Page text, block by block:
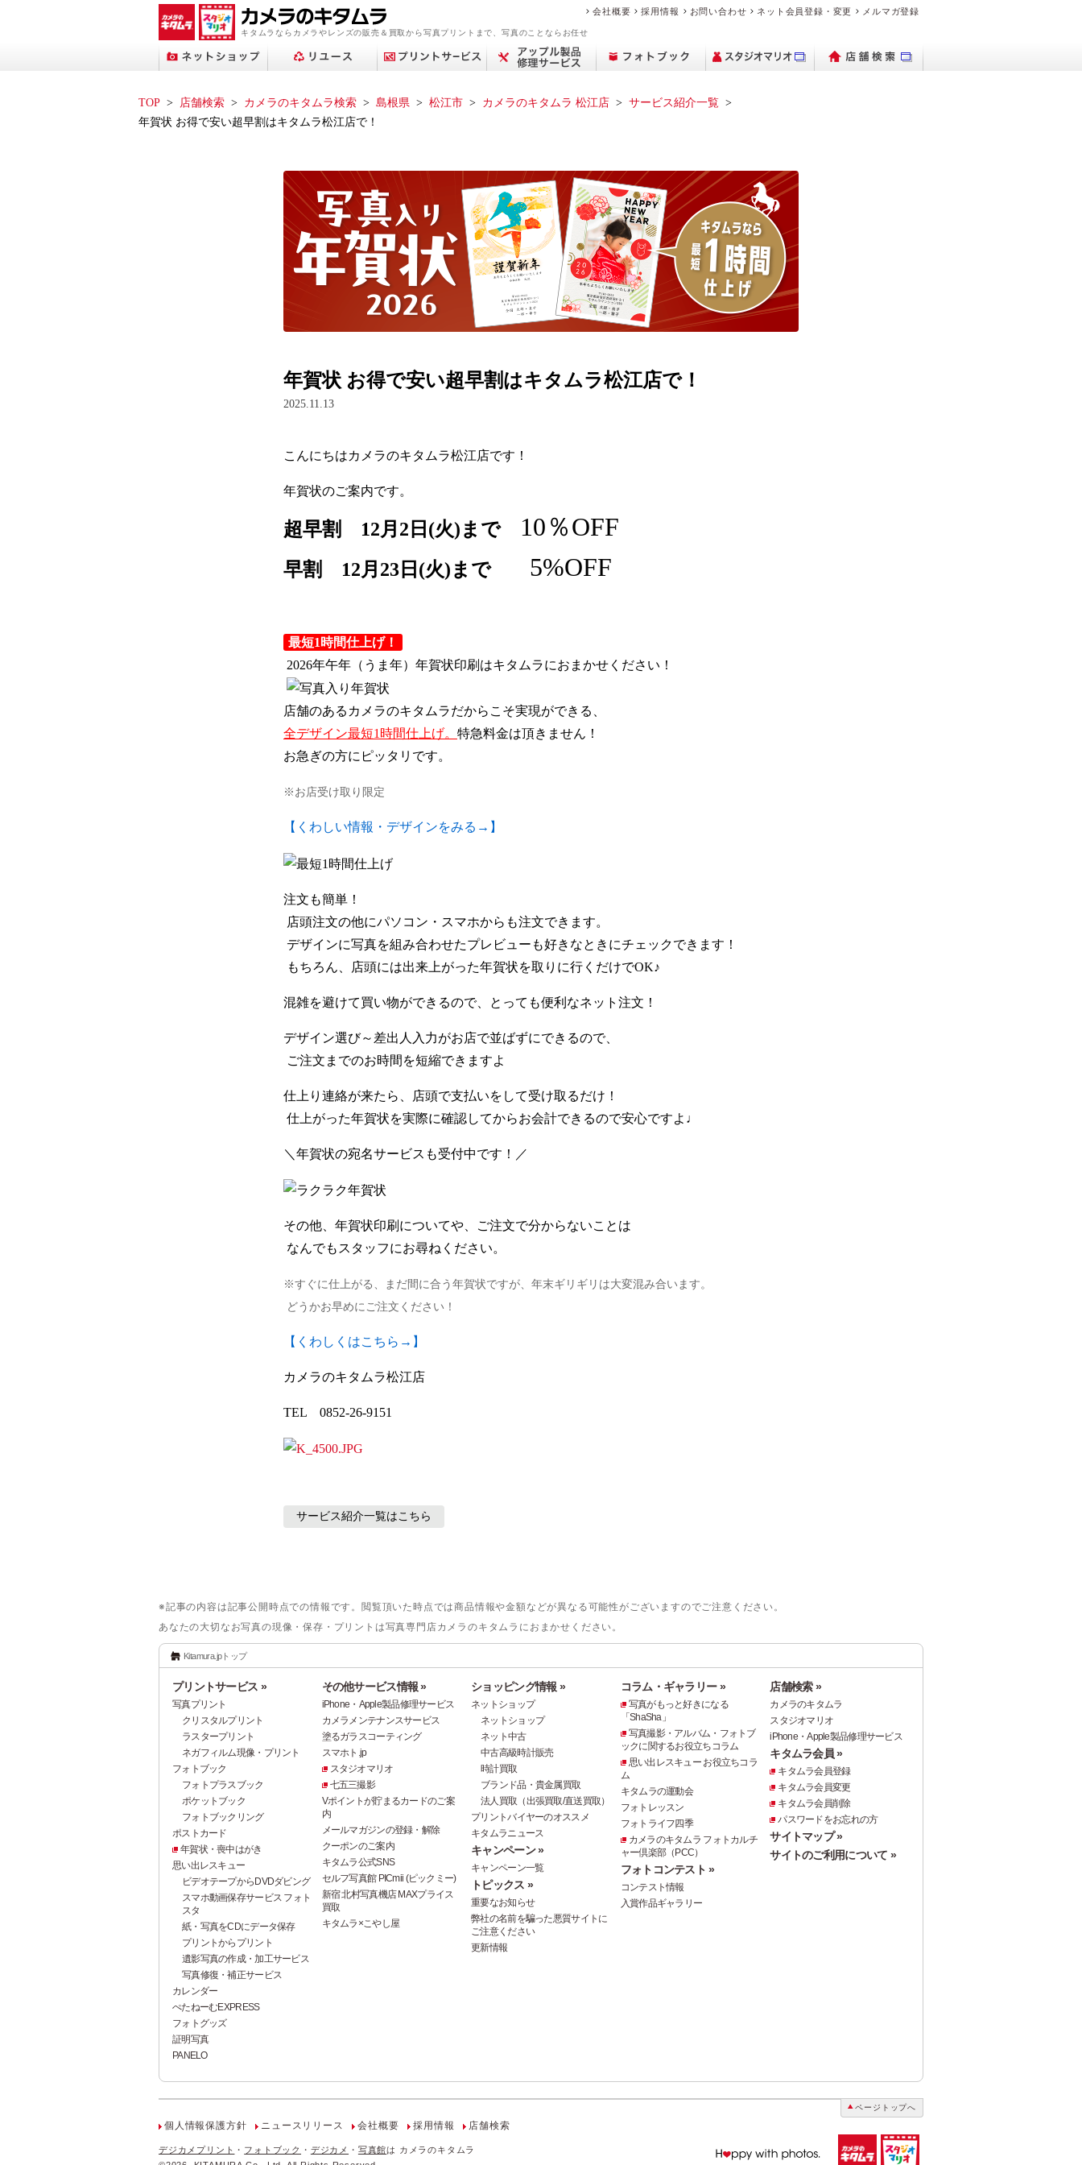
会社概要 採用情報 お問い合わせ ネット会員登録・変更 メルマガ登録
キタムラならカメラやレンズの販売＆買取から写真プリントまで、写真のことならお任せ
ネットショップトップへ
カメラ
生活/家事家電 中古カメラ・レンズ 中古時計
ネット中古トップへ
い
買いたい
ブランド品・貴金属
を売りたい
プリントサービストップへ
ス
カレンダー
フォトパネル
遺影写真の作成・加
工
アップル修理サービス
ス
故障かな？と思った
ら
来店事前確認のお願
お役立ち情報コラム
フォトブックトップへ
カバー
フォトブックリング
おなかのフォトブッ
アトリエフォトブッ
ク
マイブック
スタジオマリオトップへ
撮影の流れ
店舗検索トップへ
グ
カメラ買取 時計買取 スマホ買取
TOP 店舗検索 カメラのキタムラ検索 島根県 松江市 カメラのキタムラ 松江店
サービス紹介一覧
年賀状 お得で安い超早割はキタムラ松江店で！
年賀状 お得で安い超早割はキタムラ松江店で！
2025.11.13
こんにちはカメラのキタムラ松江店です！
年賀状のご案内です。
超早割　12月2日(火)まで 10％OFF
早割　12月23日(火)まで 5%OFF
最短1時間仕上げ！
2026年午年（うま年）年賀状印刷はキタムラにおまかせください！
店舗のあるカメラのキタムラだからこそ実現ができる、
全デザイン最短1時間仕上げ。 特急料金は頂きません！
お急ぎの方にピッタリです。
※お店受け取り限定
【くわしい情報・デザインをみる→】
注文も簡単！
店頭注文の他にパソコン・スマホからも注文できます。
デザインに写真を組み合わせたプレビューも好きなときにチェックできます！
もちろん、店頭には出来上がった年賀状を取りに行くだけでOK♪
混雑を避けて買い物ができるので、とっても便利なネット注文！
デザイン選び～差出人入力がお店で並ばずにできるので、
ご注文までのお時間を短縮できますよ
仕上り連絡が来たら、店頭で支払いをして受け取るだけ！
仕上がった年賀状を実際に確認してからお会計できるので安心ですよ♩
＼年賀状の宛名サービスも受付中です！／
その他、年賀状印刷についてや、ご注文で分からないことは
なんでもスタッフにお尋ねください。
※すぐに仕上がる、まだ間に合う年賀状ですが、年末ギリギリは大変混み合います。
どうかお早めにご注文ください！
【くわしくはこちら→】
カメラのキタムラ松江店
TEL　0852-26-9151
サービス紹介一覧はこちら
※記事の内容は記事公開時点での情報です。閲覧頂いた時点では商品情報や金額などが異なる可能性がございますのでご注意ください。
あなたの大切なお写真の現像・保存・プリントは写真専門店カメラのキタムラにおまかせください。
Kitamura.jpトップ
プリントサービス »
写真プリント
クリスタルプリント
ラスタープリント
ネガフィルム現像・プリント
フォトブック
フォトプラスブック
ポケットブック
フォトブックリング
ポストカード
年賀状・喪中はがき
思い出レスキュー
ビデオテープからDVDダビング
スマホ動画保存サービス フォト
スタ
紙・写真をCDにデータ保存
プリントからプリント
遺影写真の作成・加工サービス
写真修復・補正サービス
カレンダー
ぺたねーむEXPRESS
フォトグッズ
証明写真
PANELO
その他サービス情報 »
iPhone・Apple製品修理サービス
カメラメンテナンスサービス
塗るガラスコーティング
スマホト.jp
スタジオマリオ
七五三撮影
Vポイントが貯まるカードのご案
内
メールマガジンの登録・解除
クーポンのご案内
キタムラ公式SNS
セルフ写真館 PICmii (ピックミー)
新宿 北村写真機店 MAXプライス
買取
キタムラ×こやし屋
ショッピング情報 »
ネットショップ
ネットショップ
ネット中古
中古高級時計販売
時計買取
ブランド品・貴金属買取
法人買取（出張買取/直送買取）
プリントバイヤーのオススメ
キタムラニュース
キャンペーン »
キャンペーン一覧
トピックス »
重要なお知らせ
弊社の名前を騙った悪質サイトに
ご注意ください
更新情報
コラム・ギャラリー »
写真がもっと好きになる
「ShaSha」
写真撮影・アルバム・フォトブ
ックに関するお役立ちコラム
思い出レスキュー お役立ちコラ
ム
キタムラの運動会
フォトレッスン
フォトライフ四季
カメラのキタムラ フォトカルチ
ャー倶楽部（PCC）
フォトコンテスト »
コンテスト情報
入賞作品ギャラリー
店舗検索 »
カメラのキタムラ
スタジオマリオ
iPhone・Apple製品修理サービス
キタムラ会員 »
キタムラ会員登録
キタムラ会員変更
キタムラ会員削除
パスワードをお忘れの方
サイトマップ »
サイトのご利用について »
ページトップへ
個人情報保護方針 ニュースリリース 会社概要 採用情報 店舗検索
デジカメプリント フォトブック デジカメ 写真館は カメラのキタムラ